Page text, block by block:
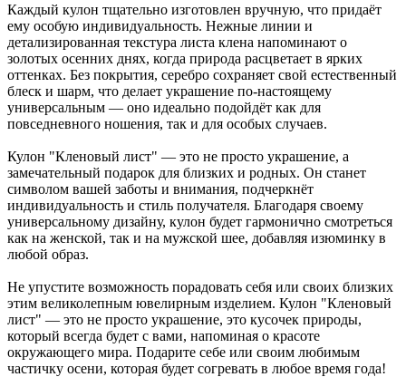
Каждый кулон тщательно изготовлен вручную, что придаёт
ему особую индивидуальность. Нежные линии и
детализированная текстура листа клена напоминают о
золотых осенних днях, когда природа расцветает в ярких
оттенках. Без покрытия, серебро сохраняет свой естественный
блеск и шарм, что делает украшение по-настоящему
универсальным — оно идеально подойдёт как для
повседневного ношения, так и для особых случаев.
Кулон "Кленовый лист" — это не просто украшение, а
замечательный подарок для близких и родных. Он станет
символом вашей заботы и внимания, подчеркнёт
индивидуальность и стиль получателя. Благодаря своему
универсальному дизайну, кулон будет гармонично смотреться
как на женской, так и на мужской шее, добавляя изюминку в
любой образ.
Не упустите возможность порадовать себя или своих близких
этим великолепным ювелирным изделием. Кулон "Кленовый
лист" — это не просто украшение, это кусочек природы,
который всегда будет с вами, напоминая о красоте
окружающего мира. Подарите себе или своим любимым
частичку осени, которая будет согревать в любое время года!